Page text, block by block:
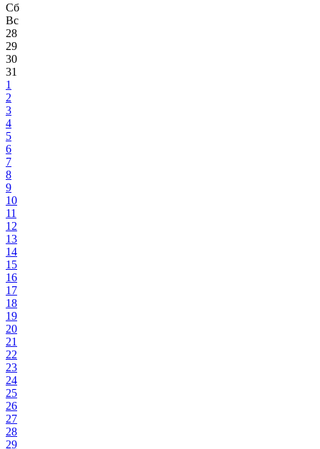
Сб
Вс
28
29
30
31
1
2
3
4
5
6
7
8
9
10
11
12
13
14
15
16
17
18
19
20
21
22
23
24
25
26
27
28
29